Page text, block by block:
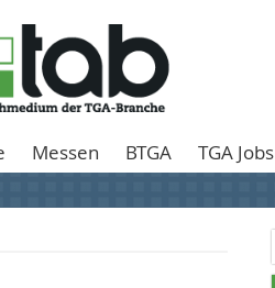
Messen BTGA TGA Jobs